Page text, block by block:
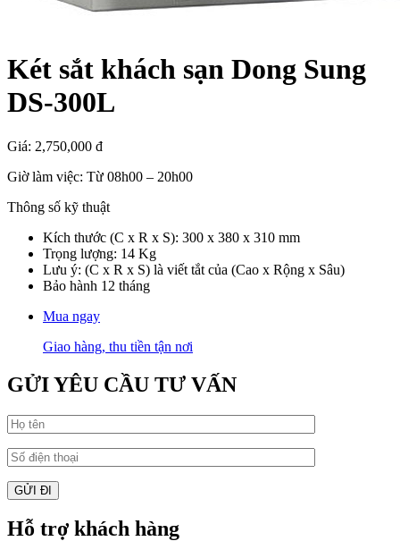
Két sắt khách sạn Dong Sung
DS-300L
Giá: 2,750,000 đ
Giờ làm việc: Từ 08h00 – 20h00
Thông số kỹ thuật
Kích thước (C x R x S): 300 x 380 x 310 mm
Trọng lượng: 14 Kg
Lưu ý: (C x R x S) là viết tắt của (Cao x Rộng x Sâu)
Bảo hành 12 tháng
Mua ngay
Giao hàng, thu tiền tận nơi
GỬI YÊU CẦU TƯ VẤN
Hỗ trợ khách hàng